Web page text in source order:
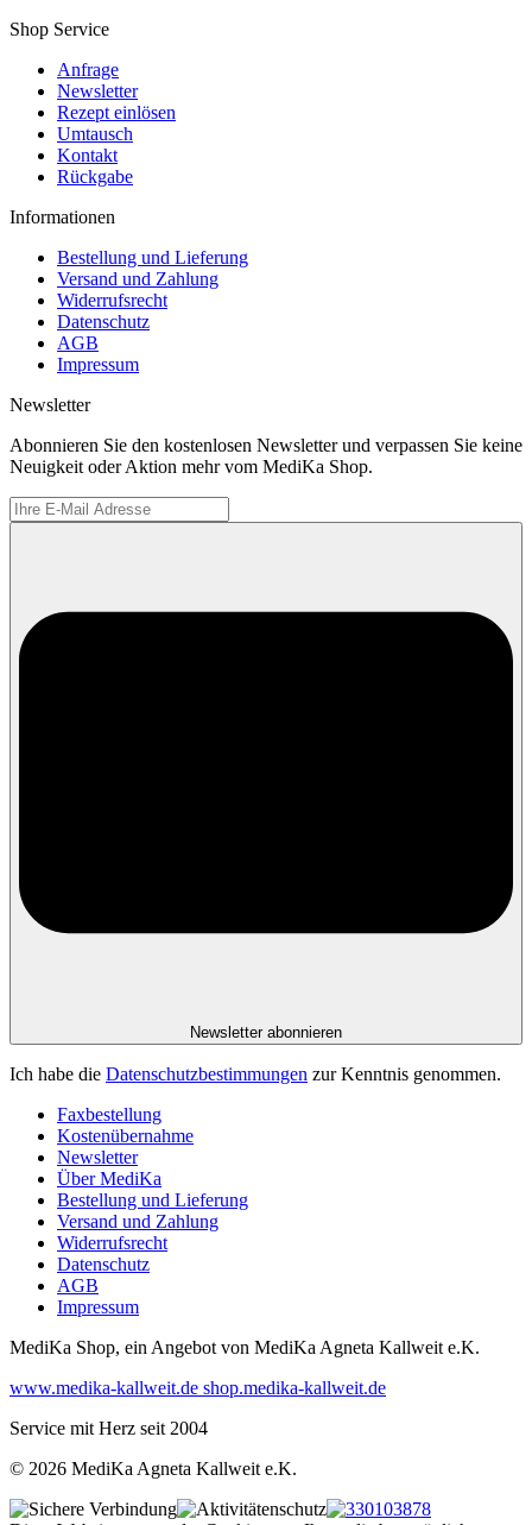
Shop Service
Anfrage
Newsletter
Rezept einlösen
Umtausch
Kontakt
Rückgabe
Informationen
Bestellung und Lieferung
Versand und Zahlung
Widerrufsrecht
Datenschutz
AGB
Impressum
Newsletter
Abonnieren Sie den kostenlosen Newsletter und verpassen Sie keine
Neuigkeit oder Aktion mehr vom MediKa Shop.
Newsletter abonnieren
Ich habe die Datenschutzbestimmungen zur Kenntnis genommen.
Faxbestellung
Kostenübernahme
Newsletter
Über MediKa
Bestellung und Lieferung
Versand und Zahlung
Widerrufsrecht
Datenschutz
AGB
Impressum
MediKa Shop, ein Angebot von MediKa Agneta Kallweit e.K.
www.medika-kallweit.de shop.medika-kallweit.de
Service mit Herz seit 2004
© 2026 MediKa Agneta Kallweit e.K.